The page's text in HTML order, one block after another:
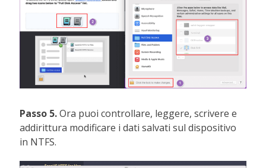
Passo 5.Ora puoi controllare, leggere, scrivere e
addirittura modificare i dati salvati sul dispositivo
in NTFS.